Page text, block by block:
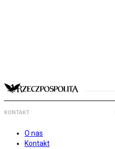
KONTAKT
O nas
Kontakt